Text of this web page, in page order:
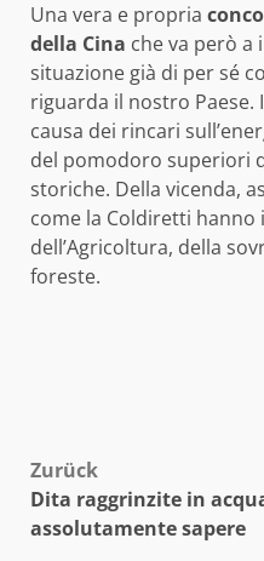
Una vera e propria
della Cina che va però a
situazione già di per sé
riguarda il nostro Paese.
causa dei rincari
del pomodoro superiori
storiche. Della vicenda,
come la Coldiretti
dell’Agricoltura, della
foreste.
Zurück
Dita raggrinzite in
assolutamente sapere